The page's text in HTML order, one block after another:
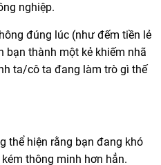
nghiệp.
đúng lúc (như đếm tiền lẻ
bạn thành một kẻ khiếm nhã
ta/cô ta đang làm trò gì thế
thể hiện rằng bạn đang khó
thông minh hơn hẳn.